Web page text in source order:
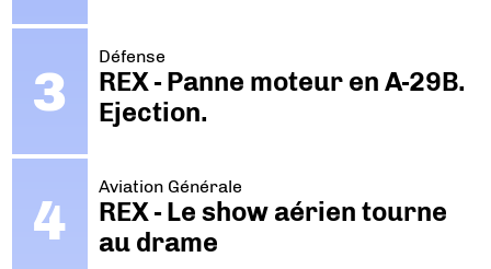
Défense
REX - Panne moteur en A-29B.
Ejection.
Aviation Générale
REX - Le show aérien tourne
au drame